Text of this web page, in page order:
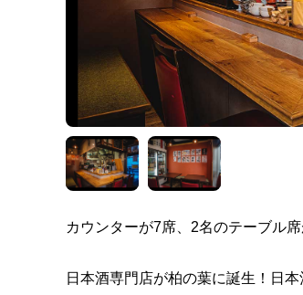
カウンターが7席、2名のテーブル
日本酒専門店が柏の葉に誕生！日